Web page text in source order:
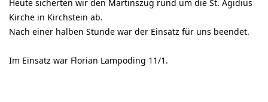
Heute sicherten wir den Martinszug rund um die St. Ägidius
Kirche in Kirchstein ab.
Nach einer halben Stunde war der Einsatz für uns beendet.
Im Einsatz war Florian Lampoding 11/1.